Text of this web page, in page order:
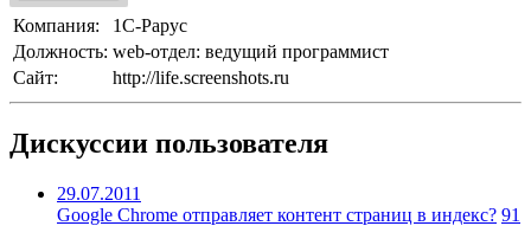
Компания:
1С-Рарус
Должность: web-отдел: ведущий программист
Сайт:
http://life.screenshots.ru
Дискуссии пользователя
29.07.2011
Google Chrome отправляет контент страниц в индекс? 91